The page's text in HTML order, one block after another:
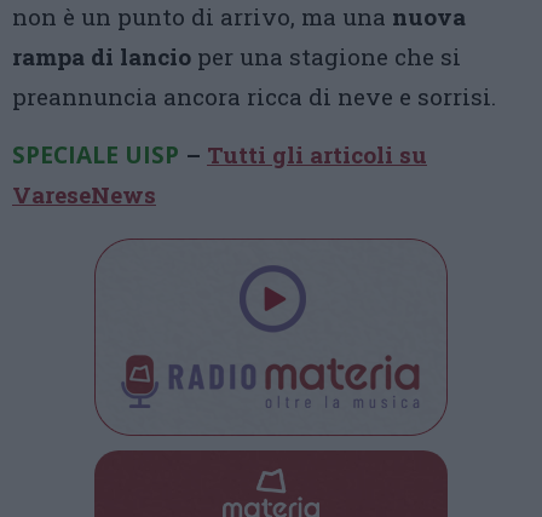
non è un punto di arrivo, ma una nuova
rampa di lancio per una stagione che si
preannuncia ancora ricca di neve e sorrisi.
SPECIALE UISP – Tutti gli articoli su
VareseNews